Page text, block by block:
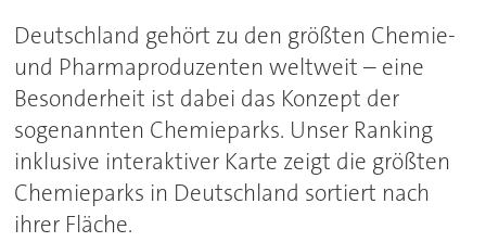
Deutschland gehört zu den größten Chemie-
und Pharmaproduzenten weltweit – eine
Besonderheit ist dabei das Konzept der
sogenannten Chemieparks. Unser Ranking
inklusive interaktiver Karte zeigt die größten
Chemieparks in Deutschland sortiert nach
ihrer Fläche.